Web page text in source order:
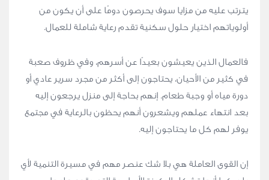
يترتب عليه من مزايا سوف يحرصون دومًا على أن يكون من
أولوياتهم اختيار حلول سكنية تقدم رعاية شاملة للعمال.
فالعمال الذين يعيشون بعيدًا عن أسرهم، وفي ظروف صعبة
في كثير من الأحيان، يحتاجون إلى أكثر من مجرد سرير عادي أو
دورة مياه أو وجبة طعام. إنهم بحاجة إلى منزل يرجعون إليه
بعد انتهاء عملهم ويشعرون أنهم يحظون بالرعاية في مجتمع
يوفر لهم كل ما يحتاجون إليه.
إن القوى العاملة هي بلا شك عنصر مهم في مسيرة التنمية لأي